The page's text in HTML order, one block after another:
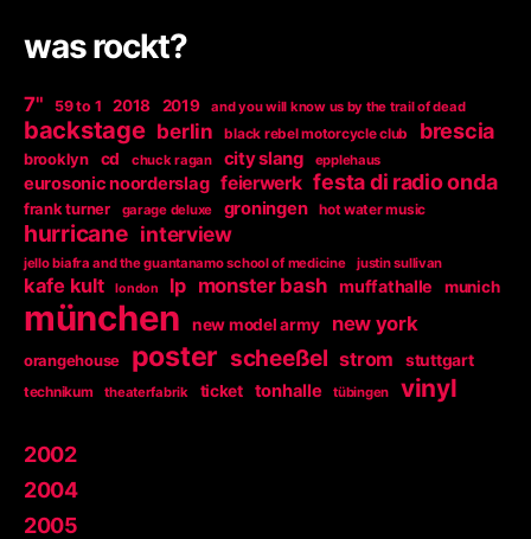
was rockt?
7" 59 to 1 2018 2019 and you will know us by the trail of dead
backstage berlin black rebel motorcycle club brescia
brooklyn cd chuck ragan city slang epplehaus
eurosonic noorderslag feierwerk festa di radio onda
frank turner garage deluxe groningen hot water music
hurricane interview
jello biafra and the guantanamo school of medicine justin sullivan
kafe kult london lp monster bash muffathalle munich
münchen new model army new york
orangehouse poster scheeßel strom stuttgart
technikum theaterfabrik ticket tonhalle tübingen vinyl
2002
2004
2005